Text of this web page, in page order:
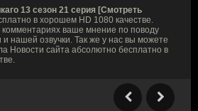
13 сезон 21 серия [Смотреть
в хорошем HD 1080 качестве.
ваше мнение по поводу
и нашей озвучки. Так же у нас вы можете
Новости сайта абсолютно бесплатно в